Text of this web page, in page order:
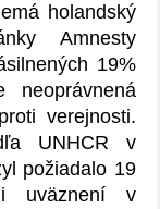
holandský
Amnesty
19%
verejnosti.
UNHCR v
požiadalo 19
uväznení v